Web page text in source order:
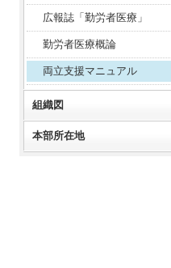
広報誌「勤労者医療」
勤労者医療概論
両立支援マニュアル
組織図
本部所在地